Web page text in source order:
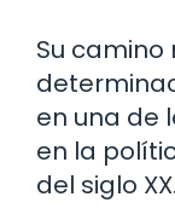
Su camino
en una de
en la
del siglo XX.